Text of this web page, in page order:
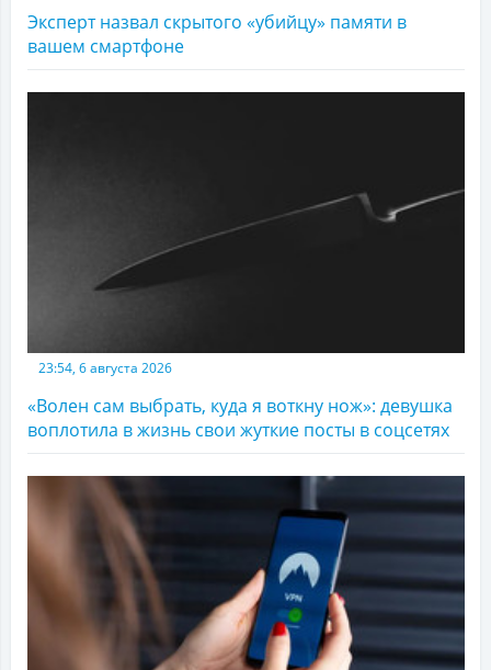
Эксперт назвал скрытого «убийцу» памяти в
вашем смартфоне
23:54, 6 августа 2026
«Волен сам выбрать, куда я воткну нож»: девушка
воплотила в жизнь свои жуткие посты в соцсетях